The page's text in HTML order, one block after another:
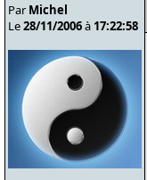
Par Michel
Le28/11/2006à 17:22:58